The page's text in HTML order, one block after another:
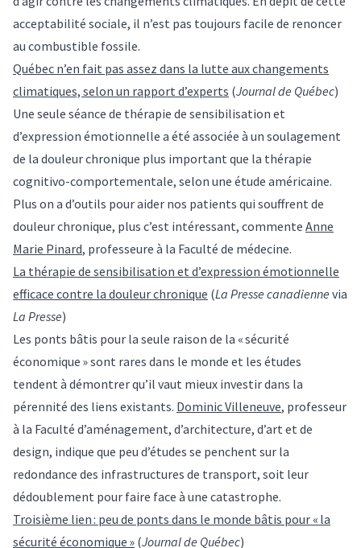
acceptabilité sociale, il n’est pas toujours facile de renoncer
au combustible fossile.
Québec n’en fait pas assez dans la lutte aux changements
climatiques, selon un rapport d’experts (Journal de Québec)
Une seule séance de thérapie de sensibilisation et
d’expression émotionnelle a été associée à un soulagement
de la douleur chronique plus important que la thérapie
cognitivo-comportementale, selon une étude américaine.
Plus on a d’outils pour aider nos patients qui souffrent de
douleur chronique, plus c’est intéressant, commente Anne
Marie Pinard, professeure à la Faculté de médecine.
La thérapie de sensibilisation et d’expression émotionnelle
efficace contre la douleur chronique (La Presse canadienne via
La Presse)
Les ponts bâtis pour la seule raison de la « sécurité
économique » sont rares dans le monde et les études
tendent à démontrer qu’il vaut mieux investir dans la
pérennité des liens existants. Dominic Villeneuve, professeur
à la Faculté d’aménagement, d’architecture, d’art et de
design, indique que peu d’études se penchent sur la
redondance des infrastructures de transport, soit leur
dédoublement pour faire face à une catastrophe.
Troisième lien : peu de ponts dans le monde bâtis pour « la
sécurité économique » (Journal de Québec)